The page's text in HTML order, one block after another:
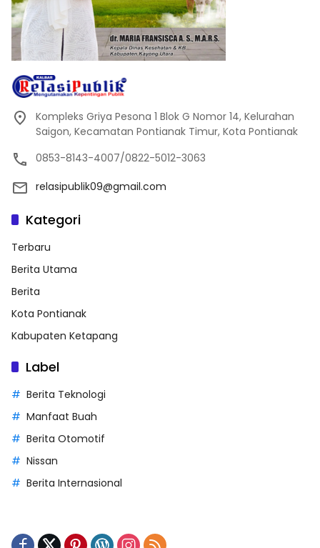
Kompleks Griya Pesona 1 Blok G Nomor 14, Kelurahan
Saigon, Kecamatan Pontianak Timur, Kota Pontianak
0853-8143-4007/0822-5012-3063
relasipublik09@gmail.com
Kategori
Terbaru
Berita Utama
Berita
Kota Pontianak
Kabupaten Ketapang
Label
Berita Teknologi
Manfaat Buah
Berita Otomotif
Nissan
Berita Internasional